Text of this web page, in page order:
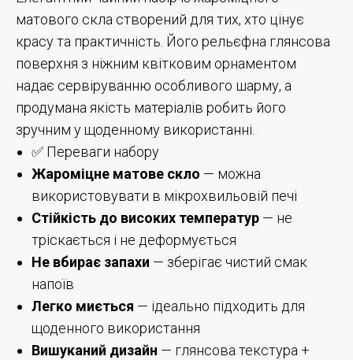
матового скла створений для тих, хто цінує
красу та практичність. Його рельєфна глянсова
поверхня з ніжним квітковим орнаментом
надає сервіруванню особливого шарму, а
продумана якість матеріалів робить його
зручним у щоденному використанні.
✅ Переваги набору
Жароміцне матове скло — можна
використовувати в мікрохвильовій печі
Стійкість до високих температур — не
тріскається і не деформується
Не вбирає запахи — зберігає чистий смак
напоїв
Легко миється — ідеально підходить для
щоденного використання
Вишуканий дизайн — глянсова текстура +